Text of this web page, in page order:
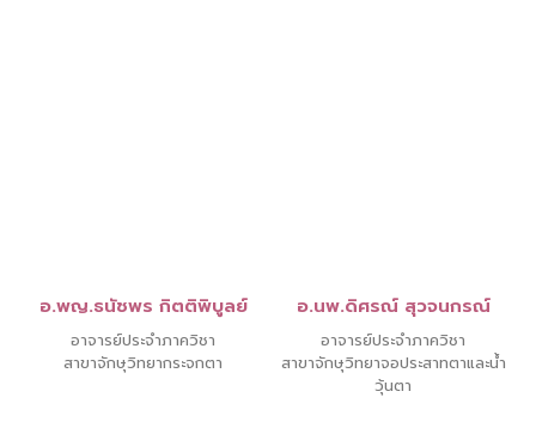
อ.พญ.ธนัชพร กิตติพิบูลย์
อาจารย์ประจำภาควิชา
สาขาจักษุวิทยากระจกตา
อ.นพ.ดิศรณ์ สุวจนกรณ์
อาจารย์ประจำภาควิชา
สาขาจักษุวิทยาจอประสาทตาและน้ำ
วุ้นตา